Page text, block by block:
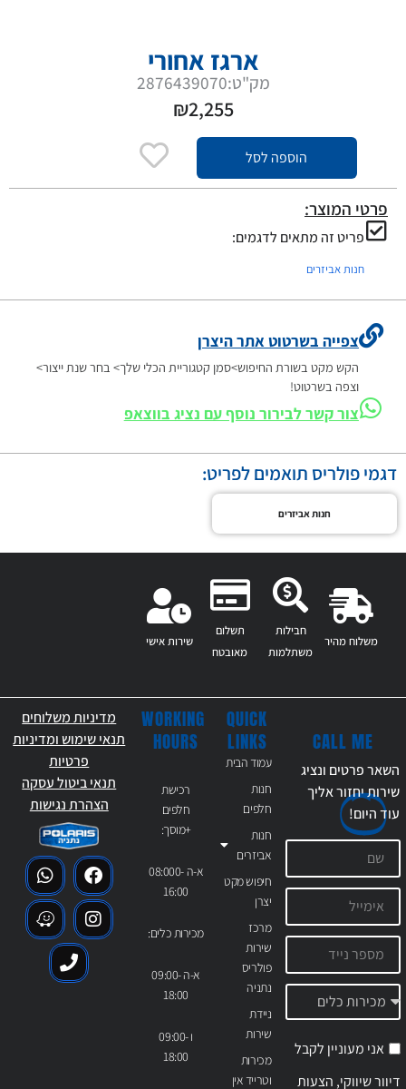
ארגז אחורי
מק"ט:2876439070
₪2,255
הוספה לסל
פרטי המוצר:
פריט זה מתאים לדגמים:
חנות אביזרים
צפייה בשרטוט אתר היצרן
הקש מקט בשורת החיפוש>סמן קטגוריית הכלי שלך> בחר שנת ייצור>
וצפה בשרטוט!
צור קשר לבירור נוסף עם נציג בווצאפ
דגמי פולריס תואמים לפריט:
חנות אביזרים
משלוח מהיר
חבילות
משתלמות
תשלום
מאובטח
שירות אישי
QUICK
LINKS
עמוד הבית
חנות
חלפים
חנות
אביזרים
חיפוש מקט
יצרן
מרכז
שירות
פולריס
נתניה
ניידת
שירות
מכירות
וטרייד אין
WORKING
HOURS
רכישת
חלפים
+מוסך:
א-ה 08:000-
16:00
מכירות כלים:
א-ה 09:00-
18:00
ו 09:00-
18:00
CALL ME
השאר פרטים ונציג
שירות יחזור אליך
עודהיום!
אני מעוניין לקבל
דיוור שיווקי, הצעות
מדיניות משלוחים
תנאי שימוש ומדיניות
פרטיות
תנאי ביטול עסקה
הצהרת נגישות